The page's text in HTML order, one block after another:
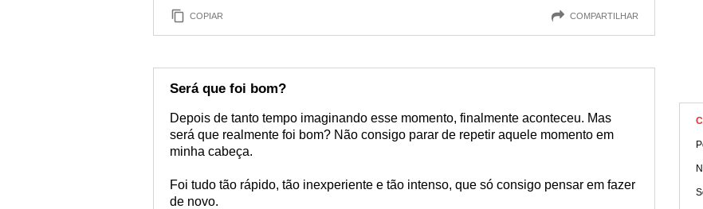
COPIAR COMPARTILHAR
Será que foi bom?
Depois de tanto tempo imaginando esse momento, finalmente aconteceu. Mas
será que realmente foi bom? Não consigo parar de repetir aquele momento em
minha cabeça.
Foi tudo tão rápido, tão inexperiente e tão intenso, que só consigo pensar em fazer
de novo.